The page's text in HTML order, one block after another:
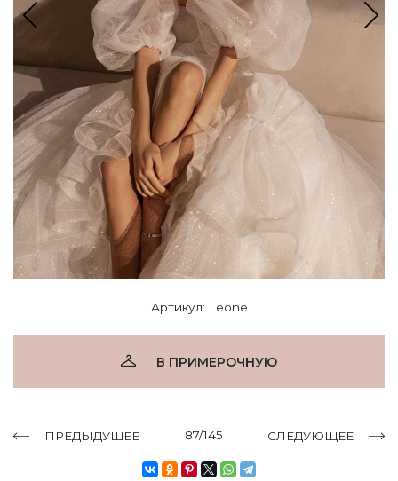
Артикул: Leone
В ПРИМЕРОЧНУЮ
ПРЕДЫДУЩЕЕ 87/145 СЛЕДУЮЩЕЕ